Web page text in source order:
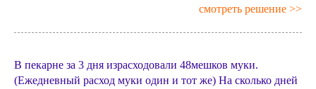
смотреть решение >>
В пекарне за 3 дня израсходовали 48мешков муки.
(Ежедневный расход муки один и тот же) На сколько дней